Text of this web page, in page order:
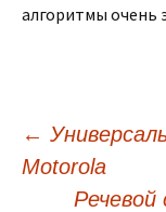
алгоритмы
←
Motorola
Речевой